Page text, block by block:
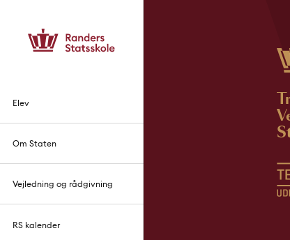
Elev
Om Staten
Vejledning og rådgivning
RS kalender